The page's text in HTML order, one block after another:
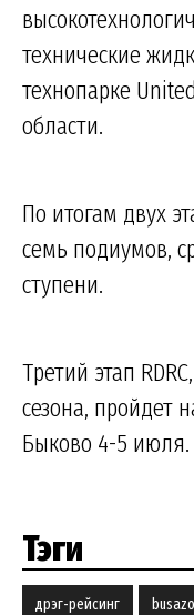
технические
технопарке
области.
По итогам двух
семь подиумов,
ступени.
Третий этап
сезона, пройдет
Быково 4-5 июля.
Тэги
дрэг-рейсинг